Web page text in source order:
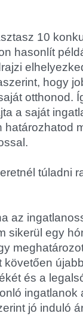
10
hasonlít
hogy
otthonod.
a saját
túladni
az
sikerül egy
és a
ingatlanok
jó induló